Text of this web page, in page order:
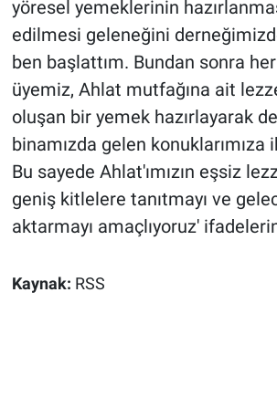
yöresel yemeklerinin
edilmesi geleneğini
ben başlattım. Bundan sonra
üyemiz, Ahlat mutfağına ait
oluşan bir yemek hazırlayarak
binamızda gelen konuklarımıza
Bu sayede Ahlat'ımızın eşsiz
geniş kitlelere tanıtmayı ve
aktarmayı amaçlıyoruz'
Kaynak: RSS